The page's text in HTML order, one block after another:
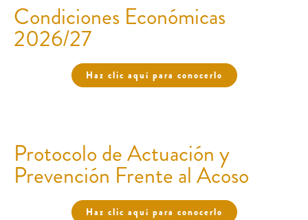
Condiciones Económicas
2026/27
Haz clic aquí para conocerlo
Protocolo de Actuación y
Prevención Frente al Acoso
Haz clic aquí para conocerlo